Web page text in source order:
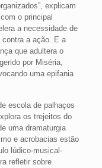
explicam
o principal
a necessidade de
a ação. E a
que adultera o
por Miséria,
uma epifania
escola de palhaços
os trejeitos do
uma dramaturgia
e acrobacias estão
lúdico-musical-
refletir sobre